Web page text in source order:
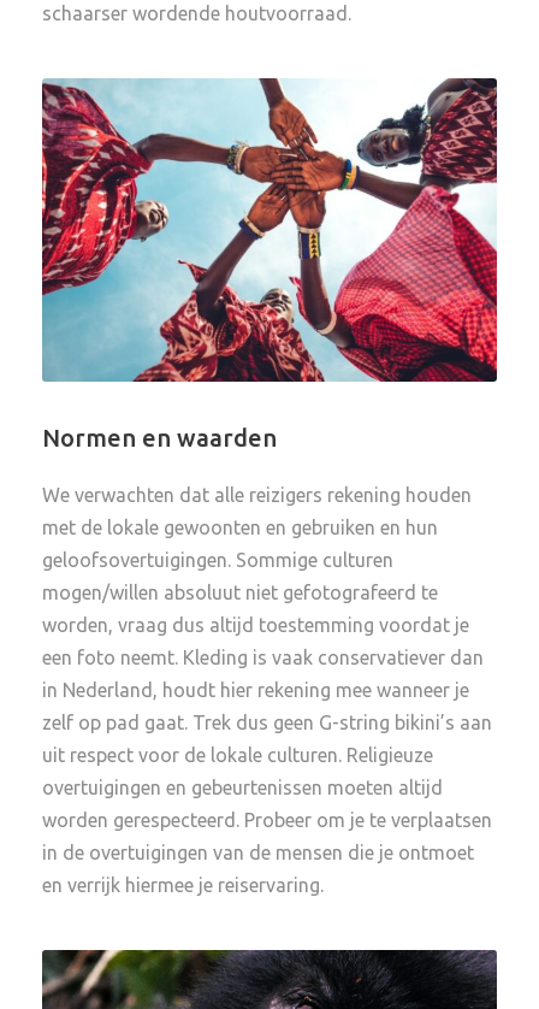
schaarser wordende houtvoorraad.
Normen en waarden
We verwachten dat alle reizigers rekening houden
met de lokale gewoonten en gebruiken en hun
geloofsovertuigingen. Sommige culturen
mogen/willen absoluut niet gefotografeerd te
worden, vraag dus altijd toestemming voordat je
een foto neemt. Kleding is vaak conservatiever dan
in Nederland, houdt hier rekening mee wanneer je
zelf op pad gaat. Trek dus geen G-string bikini’s aan
uit respect voor de lokale culturen. Religieuze
overtuigingen en gebeurtenissen moeten altijd
worden gerespecteerd. Probeer om je te verplaatsen
in de overtuigingen van de mensen die je ontmoet
en verrijk hiermee je reiservaring.